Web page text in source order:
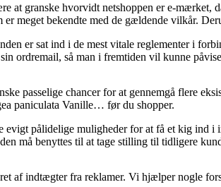
at granske hvorvidt netshoppen er e-mærket,
meget bekendte med de gældende vilkår.
er sat ind i de mest vitale reglementer i
ordremail, så man i fremtiden vil kunne
passelige chancer for at gennemgå flere
paniculata Vanille… før du shopper.
evigt pålidelige muligheder for at få et kig ind
må benyttes til at tage stilling til tidligere
af indtægter fra reklamer. Vi hjælper nogle